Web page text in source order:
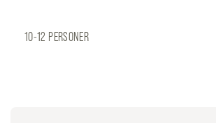
10-12 PERSONER